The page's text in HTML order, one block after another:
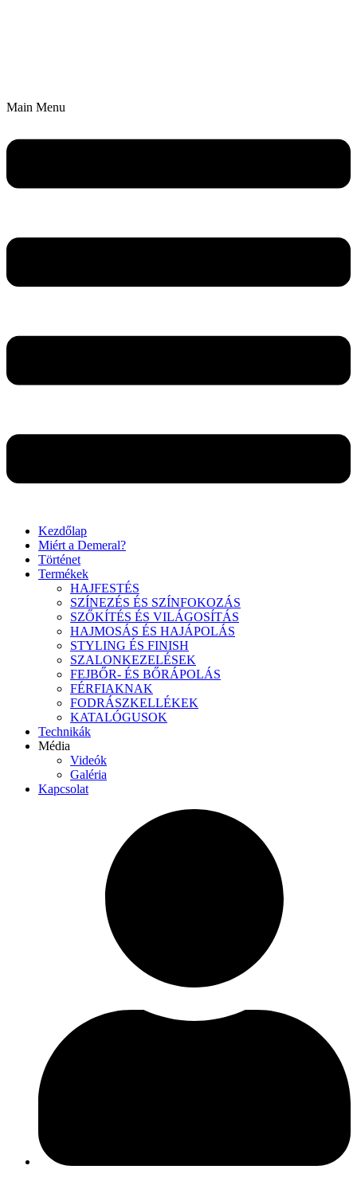
Main Menu
Kezdőlap
Miért a Demeral?
Történet
Termékek
HAJFESTÉS
SZÍNEZÉS ÉS SZÍNFOKOZÁS
SZŐKÍTÉS ÉS VILÁGOSÍTÁS
HAJMOSÁS ÉS HAJÁPOLÁS
STYLING ÉS FINISH
SZALONKEZELÉSEK
FEJBŐR- ÉS BŐRÁPOLÁS
FÉRFIAKNAK
FODRÁSZKELLÉKEK
KATALÓGUSOK
Technikák
Média
Videók
Galéria
Kapcsolat